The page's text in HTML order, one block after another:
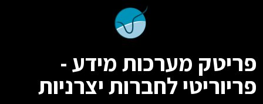
פריטק מערכות מידע -
פריוריטי לחברות יצרניות